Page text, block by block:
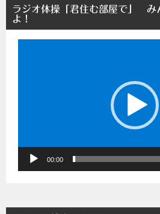
ラジオ体操「君住む部屋で」 み
よ！
00:00